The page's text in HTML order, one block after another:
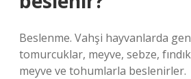
Beslenme. Vahşi hayvanlarda
tomurcuklar, meyve, sebze,
meyve ve tohumlarla beslenirler.